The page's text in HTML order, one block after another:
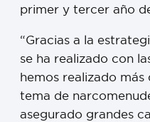
primer y tercer año
“Gracias a la
se ha realizado con
hemos realizado
tema de
asegurado grandes